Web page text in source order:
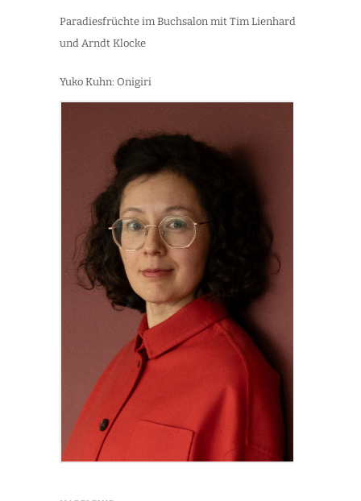
Paradiesfrüchte im Buchsalon mit Tim Lienhard
und Arndt Klocke
Yuko Kuhn: Onigiri